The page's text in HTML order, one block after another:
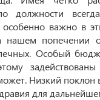
должности
важно в
нашем попечении
Особый
Низкий поклон
для